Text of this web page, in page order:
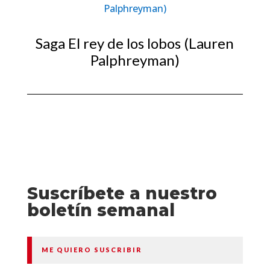
Saga El rey de los lobos (Lauren
Palphreyman)
Suscríbete a nuestro
boletín semanal
ME QUIERO SUSCRIBIR